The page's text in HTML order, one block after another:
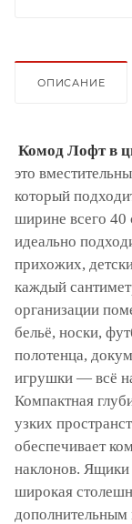
ОПИСАНИЕ
Комод Лофт в
это
который
ширине всего 40
идеально
прихожих,
каждый
организации
бельё, носки,
полотенца,
игрушки — всё
Компактная
узких
обеспечивает
наклонов.
широкая
дополнительным